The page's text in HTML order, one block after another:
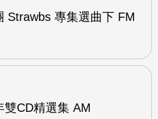
Strawbs 專集選曲下 FM
雙CD精選集 AM